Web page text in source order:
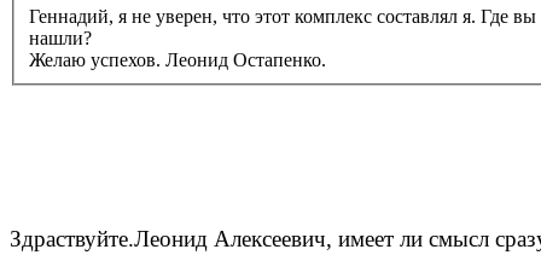
Геннадий, я не уверен, что этот комплекс составлял я. Где вы
нашли?
Желаю успехов. Леонид Остапенко.
Здраствуйте.Леонид Алексеевич, имеет ли смысл